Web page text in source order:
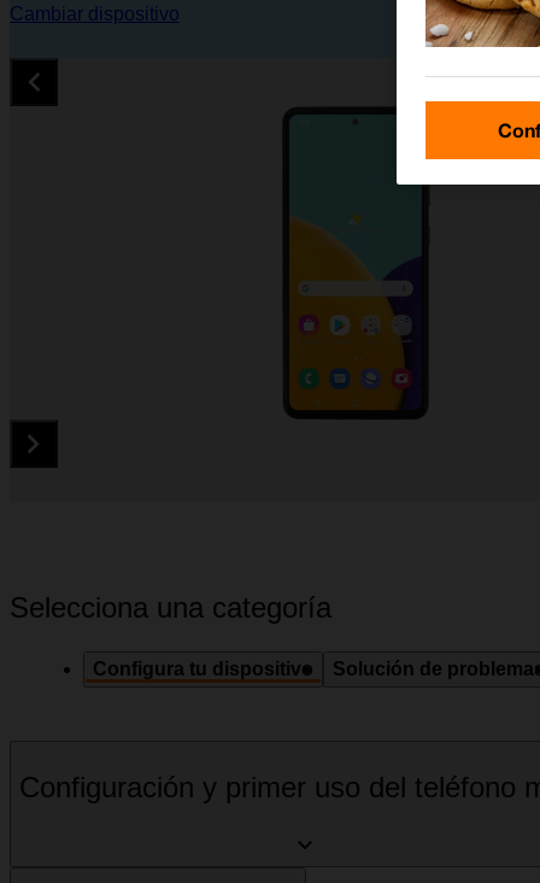
Cambiar dispositivo
Selecciona una categoría
Configura tu dispositivo Solución de
Configuración y primer uso del teléfono